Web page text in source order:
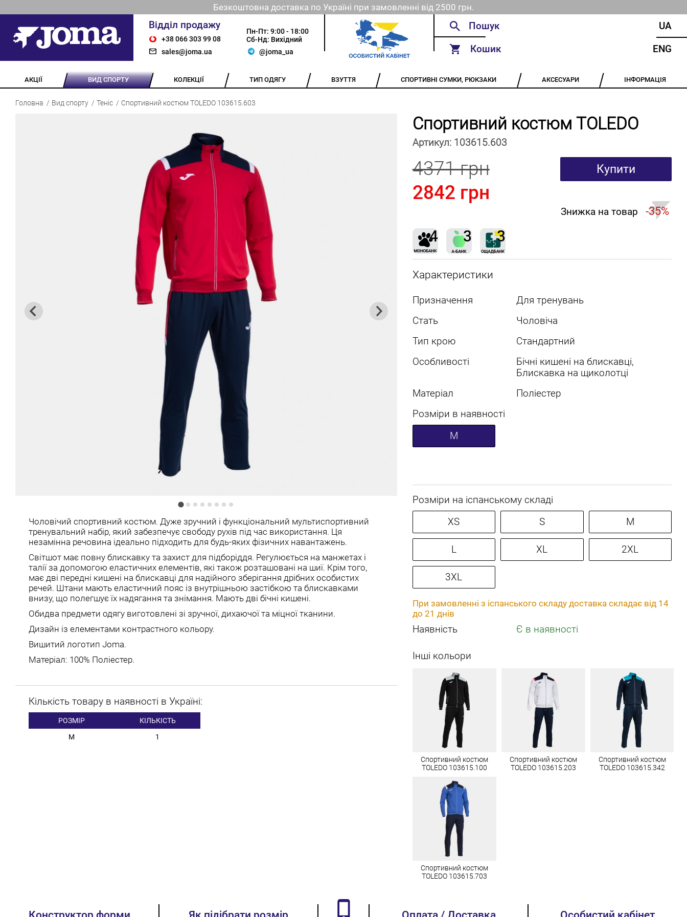
Безкоштовна доставка по Україні при замовленні від 2500 грн.
Відділ продажу
+38 066 303 99 08
sales@joma.ua
Пн-Пт: 9:00 - 18:00
Сб-Нд: Вихідний
@joma_ua
Кошик
UA
ENG
АКЦІЇ ВИД СПОРТУ КОЛЕКЦІЇ ТИП ОДЯГУ ВЗУТТЯ СПОРТИВНІ СУМКИ, РЮКЗАКИ АКСЕСУАРИ ІНФОРМАЦІЯ
Головна Вид спорту Теніс Спортивний костюм TOLEDO 103615.603
Чоловічий спортивний костюм. Дуже зручний і функціональний мультиспортивний
тренувальний набір, який забезпечує свободу рухів під час використання. Ця
незамінна речовина ідеально підходить для будь-яких фізичних навантажень.
Світшот має повну блискавку та захист для підборіддя. Регулюється на манжетах і
талії за допомогою еластичних елементів, які також розташовані на шиї. Крім того,
має дві передні кишені на блискавці для надійного зберігання дрібних особистих
речей. Штани мають еластичний пояс із внутрішньою застібкою та блискавками
внизу, що полегшує їх надягання та знімання. Мають дві бічні кишені.
Обидва предмети одягу виготовлені зі зручної, дихаючої та міцної тканини.
Дизайн із елементами контрастного кольору.
Вишитий логотип Joma.
Матеріал: 100% Поліестер.
Кількість товару в наявності в Україні:
РОЗМІР
КІЛЬКІСТЬ
M
1
Спортивний костюм TOLEDO
Артикул: 103615.603
4371 грн
2842 грн
Купити
Знижка на товар -35%
Характеристики
Призначення
Для тренувань
Стать
Чоловіча
Тип крою
Стандартний
Особливості
Бічні кишені на блискавці,
Блискавка на щиколотці
Матеріал
Поліестер
Розміри в наявності
M
Розміри на іспанському складі
XS
S M
L XL 2XL
3XL
При замовленні з іспанського складу доставка складає від 14
до 21 днів
Наявність Є в наявності
Інші кольори
Спортивний костюм
TOLEDO 103615.100
Спортивний костюм
TOLEDO 103615.203
Спортивний костюм
TOLEDO 103615.342
Спортивний костюм
TOLEDO 103615.703